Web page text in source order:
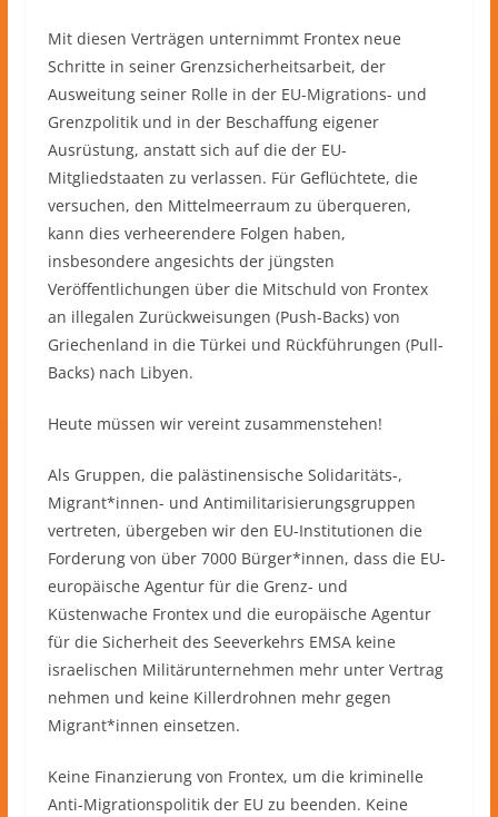
Mit diesen Verträgen unternimmt Frontex neue
Schritte in seiner Grenzsicherheitsarbeit, der
Ausweitung seiner Rolle in der EU-Migrations- und
Grenzpolitik und in der Beschaffung eigener
Ausrüstung, anstatt sich auf die der EU-
Mitgliedstaaten zu verlassen. Für Geflüchtete, die
versuchen, den Mittelmeerraum zu überqueren,
kann dies verheerendere Folgen haben,
insbesondere angesichts der jüngsten
Veröffentlichungen über die Mitschuld von Frontex
an illegalen Zurückweisungen (Push-Backs) von
Griechenland in die Türkei und Rückführungen (Pull-
Backs) nach Libyen.
Heute müssen wir vereint zusammenstehen!
Als Gruppen, die palästinensische Solidaritäts-,
Migrant*innen- und Antimilitarisierungsgruppen
vertreten, übergeben wir den EU-Institutionen die
Forderung von über 7000 Bürger*innen, dass die EU-
europäische Agentur für die Grenz- und
Küstenwache Frontex und die europäische Agentur
für die Sicherheit des Seeverkehrs EMSA keine
israelischen Militärunternehmen mehr unter Vertrag
nehmen und keine Killerdrohnen mehr gegen
Migrant*innen einsetzen.
Keine Finanzierung von Frontex, um die kriminelle
Anti-Migrationspolitik der EU zu beenden. Keine